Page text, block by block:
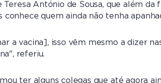
Teresa António de Sousa, que além
conhece quem ainda não tenha
a vacina], isso vêm mesmo a dizer
referiu.
ter alguns colegas que até agora